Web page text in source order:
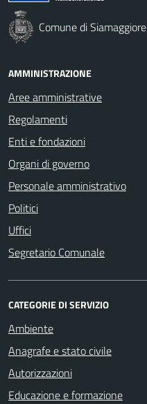
Comune di Siamaggiore
AMMINISTRAZIONE
Aree amministrative
Regolamenti
Enti e fondazioni
Organi di governo
Personale amministrativo
Politici
Uffici
Segretario Comunale
CATEGORIE DI SERVIZIO
Ambiente
Anagrafe e stato civile
Autorizzazioni
Educazione e formazione